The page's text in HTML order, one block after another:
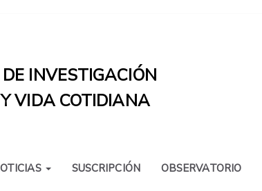
INVESTIGACIÓN
VIDA COTIDIANA
SUSCRIPCIÓN OBSERVATORIO